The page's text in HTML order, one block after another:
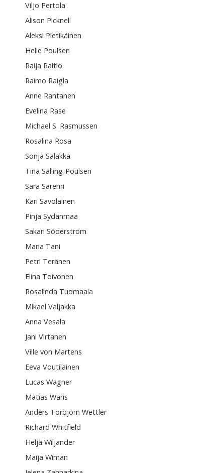
Viljo Pertola
Alison Picknell
Aleksi Pietikäinen
Helle Poulsen
Raija Raitio
Raimo Raigla
Anne Rantanen
Evelina Rase
Michael S. Rasmussen
Rosalina Rosa
Sonja Salakka
Tina Salling-Poulsen
Sara Saremi
Kari Savolainen
Pinja Sydänmaa
Sakari Söderström
Maria Tani
Petri Teränen
Elina Toivonen
Rosalinda Tuomaala
Mikael Valjakka
Anna Vesala
Jani Virtanen
Ville von Martens
Eeva Voutilainen
Lucas Wagner
Matias Waris
Anders Torbjörn Wettler
Richard Whitfield
Heljä Wiljander
Maija Wiman